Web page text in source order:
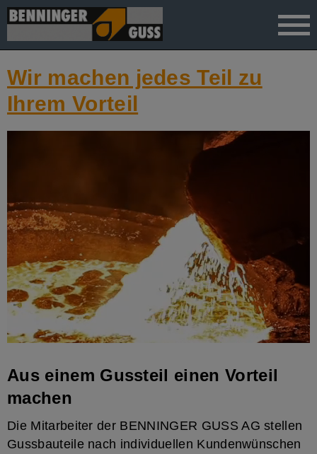
">
Wir machen jedes Teil zu
Ihrem Vorteil
Aus einem Gussteil einen Vorteil
machen
Die Mitarbeiter der BENNINGER GUSS AG stellen
Gussbauteile nach individuellen Kundenwünschen